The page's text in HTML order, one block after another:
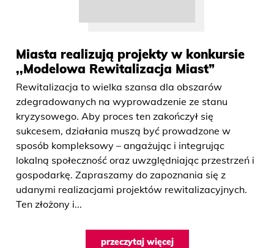
Miasta realizują projekty w konkursie
,,Modelowa Rewitalizacja Miast”
Rewitalizacja to wielka szansa dla obszarów
zdegradowanych na wyprowadzenie ze stanu
kryzysowego. Aby proces ten zakończył się
sukcesem, działania muszą być prowadzone w
sposób kompleksowy – angażując i integrując
lokalną społeczność oraz uwzględniając przestrzeń i
gospodarkę. Zapraszamy do zapoznania się z
udanymi realizacjami projektów rewitalizacyjnych.
Ten złożony i...
przeczytaj więcej